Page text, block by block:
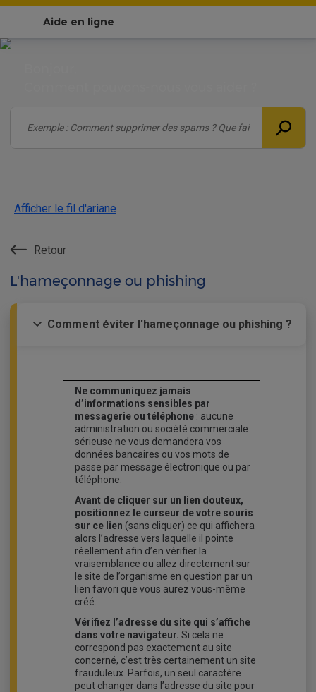
Aide en ligne
Afficher le fil d'ariane
Retour
L'hameçonnage ou phishing
Comment éviter l'hameçonnage ou phishing ?
Ne communiquez jamais
d’informations sensibles par
messagerie ou téléphone : aucune
administration ou société commerciale
sérieuse ne vous demandera vos
données bancaires ou vos mots de
passe par message électronique ou par
téléphone.
Avant de cliquer sur un lien douteux,
positionnez le curseur de votre souris
sur ce lien (sans cliquer) ce qui affichera
alors l’adresse vers laquelle il pointe
réellement afin d’en vérifier la
vraisemblance ou allez directement sur
le site de l’organisme en question par un
lien favori que vous aurez vous-même
créé.
Vérifiez l’adresse du site qui s’affiche
dans votre navigateur. Si cela ne
correspond pas exactement au site
concerné, c’est très certainement un site
frauduleux. Parfois, un seul caractère
peut changer dans l’adresse du site pour